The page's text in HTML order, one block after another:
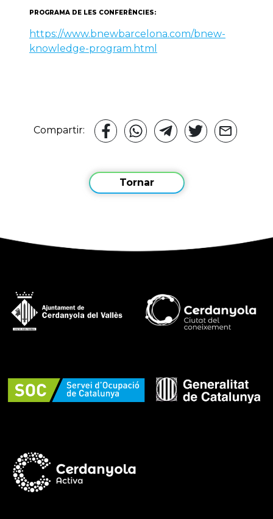
PROGRAMA DE LES CONFERÈNCIES:
https://www.bnewbarcelona.com/bnew-
knowledge-program.html
Compartir:
Tornar